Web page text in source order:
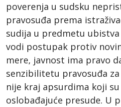
poverenja u sudsku
pravosuđa prema
sudija u predmetu
vodi postupak protiv
mere, javnost ima pravo
senzibilitetu pravosuđa
nije kraj apsurdima koji
oslobađajuće presude. U